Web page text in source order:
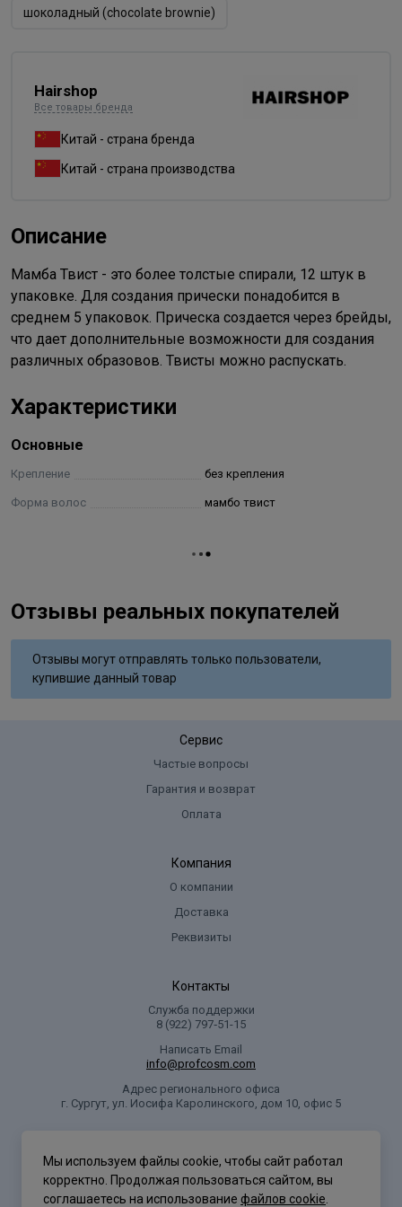
шоколадный (chocolate brownie)
Hairshop
Все товары бренда
Китай - страна бренда
Китай - страна производства
Описание
Мамба Твист - это более толстые спирали, 12 штук в
упаковке. Для создания прически понадобится в
среднем 5 упаковок. Прическа создается через брейды,
что дает дополнительные возможности для создания
различных образовов. Твисты можно распускать.
Характеристики
Основные
Крепление без крепления
Форма волос мамбо твист
Отзывы реальных покупателей
Отзывы могут отправлять только пользователи,
купившие данный товар
Сервис
Частые вопросы
Гарантия и возврат
Оплата
Компания
О компании
Доставка
Реквизиты
Контакты
Служба поддержки
8 (922) 797‑51-15
Написать Email
info@profcosm.com
Адрес регионального офиса
г. Сургут, ул. Иосифа Каролинского, дом 10, офис 5
Мы используем файлы cookie, чтобы сайт работал
корректно. Продолжая пользоваться сайтом, вы
соглашаетесь на использование файлов cookie